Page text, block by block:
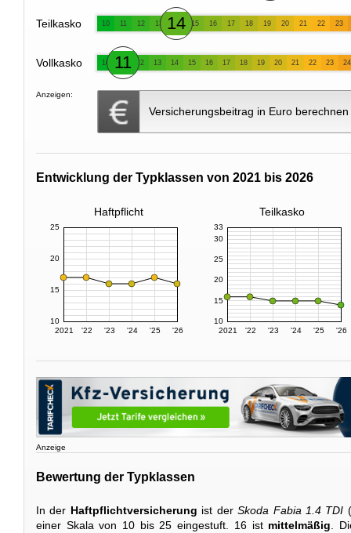
Teilkasko 10 11 12 13 14 15 16 17 18 19 20 21 22 23
Vollkasko 10 11 12 13 14 15 16 17 18 19 20 21 22 23 24
Anzeigen:
Versicherungsbeitrag in Euro berechnen
Entwicklung der Typklassen von 2021 bis 2026
Haftpflicht Teilkasko
2021 '22 '23 '24 '25 '26
10
15
20
25
2021 '22 '23 '24 '25 '26
10
15
20
25
30
33
Anzeige
Bewertung der Typklassen
In der Haftpflichtversicherung ist derSkoda Fabia 1.4 TDI
einer Skala von 10 bis 25 eingestuft. 16 ist mittelmäßig .